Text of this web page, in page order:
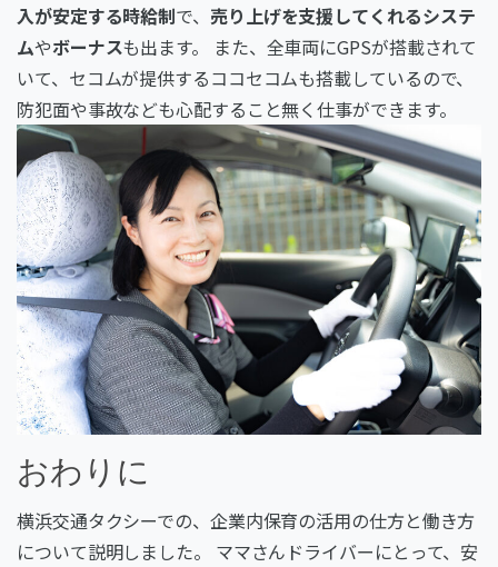
入が安定する時給制で、 売り上げを支援してくれるシステ
ムやボーナスも出ます。 また、全車両にGPSが搭載されて
いて、セコムが提供するココセコムも搭載しているので、
防犯面や事故なども心配すること無く仕事ができます。
おわりに
横浜交通タクシーでの、企業内保育の活用の仕方と働き方
について説明しました。 ママさんドライバーにとって、安